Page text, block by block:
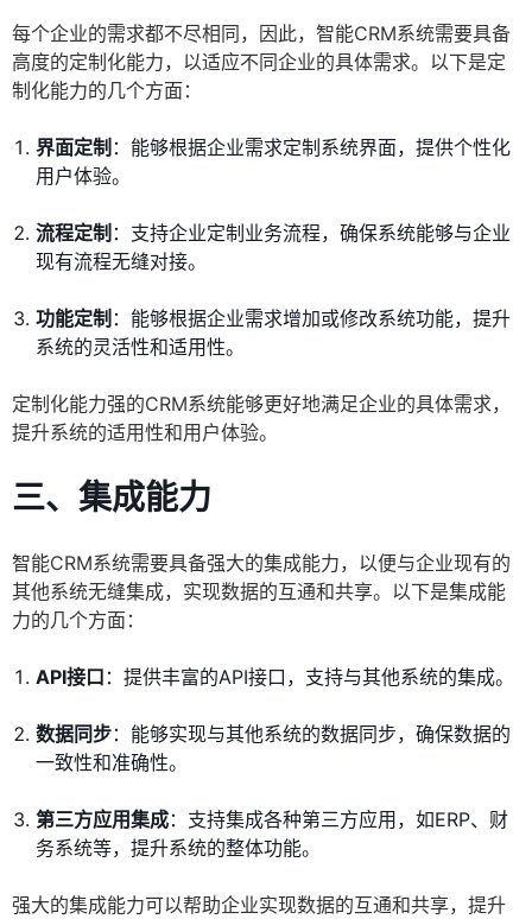
每个企业的需求都不尽相同，因此，智能CRM系统需要具备
高度的定制化能力，以适应不同企业的具体需求。以下是定
制化能力的几个方面：
界面定制 ：能够根据企业需求定制系统界面，提供个性化
用户体验。
流程定制 ：支持企业定制业务流程，确保系统能够与企业
现有流程无缝对接。
功能定制 ：能够根据企业需求增加或修改系统功能，提升
系统的灵活性和适用性。
定制化能力强的CRM系统能够更好地满足企业的具体需求，
提升系统的适用性和用户体验。
三、集成能力
智能CRM系统需要具备强大的集成能力，以便与企业现有的
其他系统无缝集成，实现数据的互通和共享。以下是集成能
力的几个方面：
API接口 ：提供丰富的API接口，支持与其他系统的集成。
数据同步：能够实现与其他系统的数据同步，确保数据的
一致性和准确性。
第三方应用集成：支持集成各种第三方应用，如ERP、财
务系统等，提升系统的整体功能。
强大的集成能力可以帮助企业实现数据的互通和共享，提升